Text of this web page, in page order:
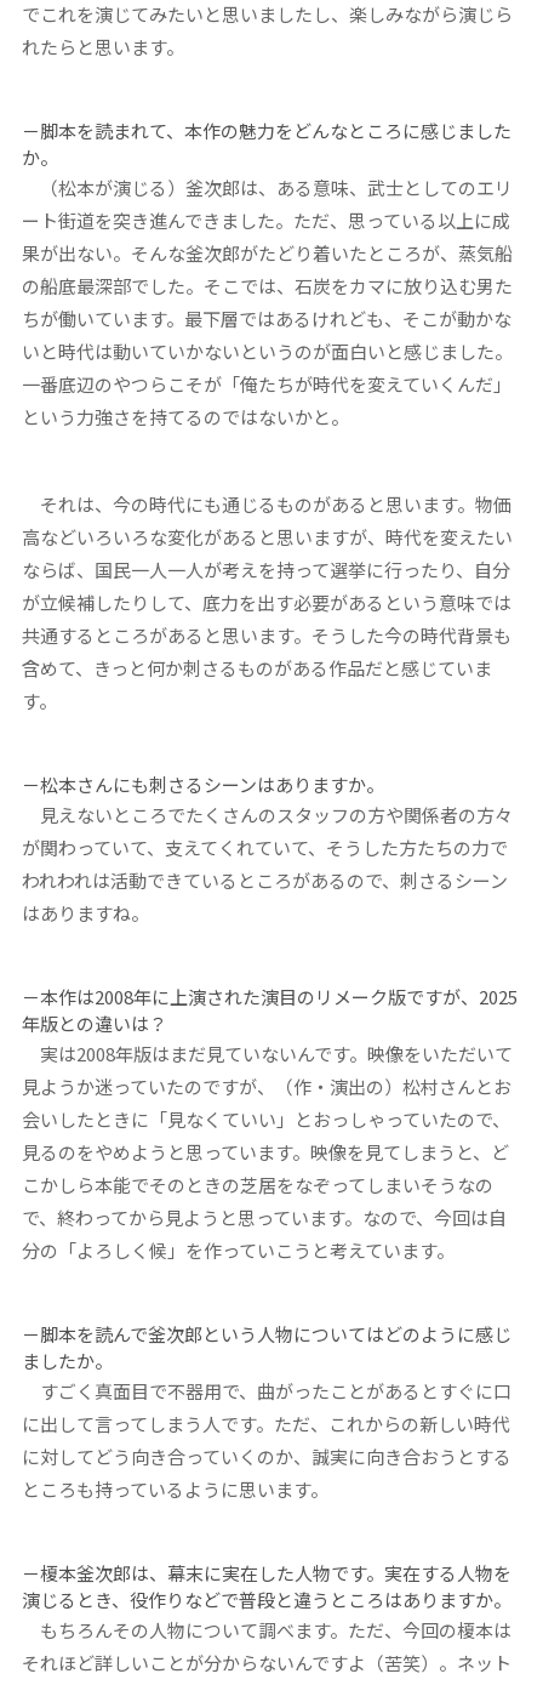
でこれを演じてみたいと思いましたし、楽しみながら演じら
れたらと思います。
－脚本を読まれて、本作の魅力をどんなところに感じました
か。
（松本が演じる）釜次郎は、ある意味、武士としてのエリ
ート街道を突き進んできました。ただ、思っている以上に成
果が出ない。そんな釜次郎がたどり着いたところが、蒸気船
の船底最深部でした。そこでは、石炭をカマに放り込む男た
ちが働いています。最下層ではあるけれども、そこが動かな
いと時代は動いていかないというのが面白いと感じました。
一番底辺のやつらこそが「俺たちが時代を変えていくんだ」
という力強さを持てるのではないかと。
それは、今の時代にも通じるものがあると思います。物価
高などいろいろな変化があると思いますが、時代を変えたい
ならば、国民一人一人が考えを持って選挙に行ったり、自分
が立候補したりして、底力を出す必要があるという意味では
共通するところがあると思います。そうした今の時代背景も
含めて、きっと何か刺さるものがある作品だと感じていま
す。
－松本さんにも刺さるシーンはありますか。
見えないところでたくさんのスタッフの方や関係者の方々
が関わっていて、支えてくれていて、そうした方たちの力で
われわれは活動できているところがあるので、刺さるシーン
はありますね。
－本作は2008年に上演された演目のリメーク版ですが、2025
年版との違いは？
実は2008年版はまだ見ていないんです。映像をいただいて
見ようか迷っていたのですが、（作・演出の）松村さんとお
会いしたときに「見なくていい」とおっしゃっていたので、
見るのをやめようと思っています。映像を見てしまうと、ど
こかしら本能でそのときの芝居をなぞってしまいそうなの
で、終わってから見ようと思っています。なので、今回は自
分の「よろしく候」を作っていこうと考えています。
－脚本を読んで釜次郎という人物についてはどのように感じ
ましたか。
すごく真面目で不器用で、曲がったことがあるとすぐに口
に出して言ってしまう人です。ただ、これからの新しい時代
に対してどう向き合っていくのか、誠実に向き合おうとする
ところも持っているように思います。
－榎本釜次郎は、幕末に実在した人物です。 実在する人物を
演じるとき、役作りなどで普段と違うところはありますか。
もちろんその人物について調べます。ただ、今回の榎本は
それほど詳しいことが分からないんですよ（苦笑）。ネット